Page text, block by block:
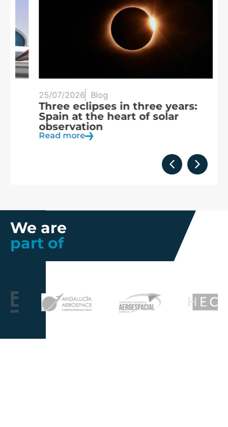
25/07/2026 Blog
Three eclipses in three years:
Spain at the heart of solar
observation
Read more
We are
part of